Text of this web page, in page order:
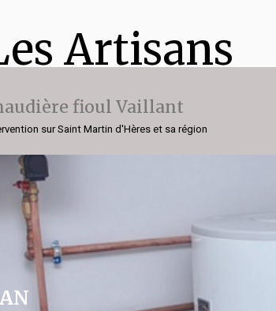
Artisans
fioul Vaillant
sur Saint Martin d'Hères et sa région